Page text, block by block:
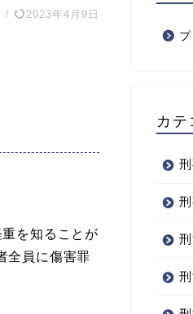
/ 2023年4月9日
を知ることが
全員に傷害罪
カテ